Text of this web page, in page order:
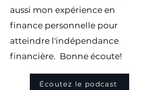
aussi mon expérience en
finance personnelle pour
atteindre l'indépendance
financière. Bonne écoute!
Écoutez le podcast